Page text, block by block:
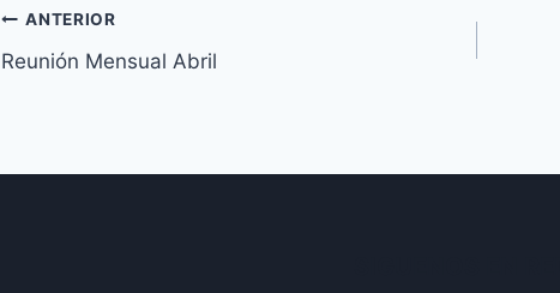
Navegación
de
ANTERIOR
Reunión Mensual Abril